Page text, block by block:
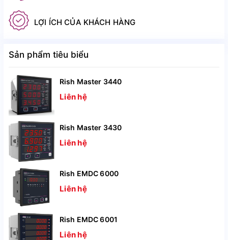
LỢI ÍCH CỦA KHÁCH HÀNG
Sản phẩm tiêu biểu
Rish Master 3440
Liên hệ
Rish Master 3430
Liên hệ
Rish EMDC 6000
Liên hệ
Rish EMDC 6001
Liên hệ